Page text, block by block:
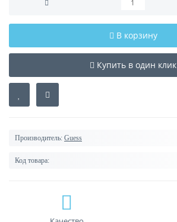
В корзину
Купить в один клик
Производитель: Guess
Код товара: